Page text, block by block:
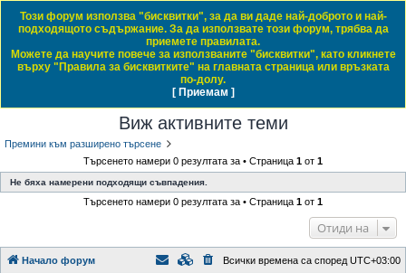
Daewoo & Chevrolet Club Bulgaria
ЧЗВ Правила на форума Влез
Регистрация
Начало форум
Виж активните теми
Виж активните теми
Премини към разширено търсене
Търсенето намери 0 резултата за • Страница 1 от 1
Не бяха намерени подходящи съвпадения.
Търсенето намери 0 резултата за • Страница 1 от 1
Отиди на
Този форум използва "бисквитки", за да ви даде най-доброто и най-
подходящото съдържание. За да използвате този форум, трябва да
приемете правилата.
Можете да научите повече за използваните "бисквитки", като кликнете
върху "Правила за бисквитките" на главната страница или връзката
по-долу.
[ Приемам ]
Начало форум Всички времена са според UTC+03:00